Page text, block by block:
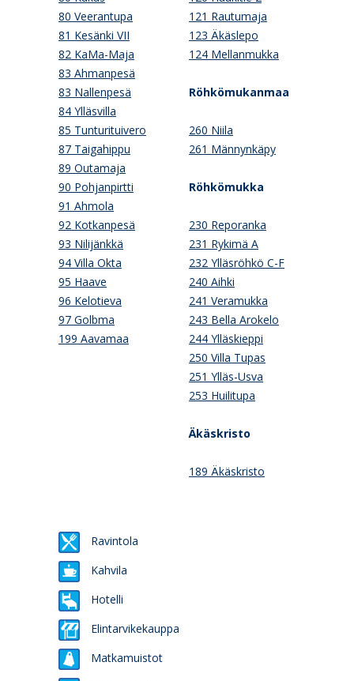
80 Veerantupa
81 Kesänki VII
82 KaMa-Maja
83 Ahmanpesä
83 Nallenpesä
84 Ylläsvilla
85 Tunturituivero
87 Taigahippu
89 Outamaja
90 Pohjanpirtti
91 Ahmola
92 Kotkanpesä
93 Nilijänkkä
94 Villa Okta
95 Haave
96 Kelotieva
97 Golbma
199 Aavamaa
121 Rautumaja
123 Äkäslepo
124 Mellanmukka
Röhkömukanmaa
260 Niila
261 Männynkäpy
Röhkömukka
230 Reporanka
231 Rykimä A
232 Ylläsröhkö C-F
240 Aihki
241 Veramukka
243 Bella Arokelo
244 Ylläskieppi
250 Villa Tupas
251 Ylläs-Usva
253 Huilitupa
Äkäskristo
189 Äkäskristo
Ravintola
Kahvila
Hotelli
Elintarvikekauppa
Matkamuistot